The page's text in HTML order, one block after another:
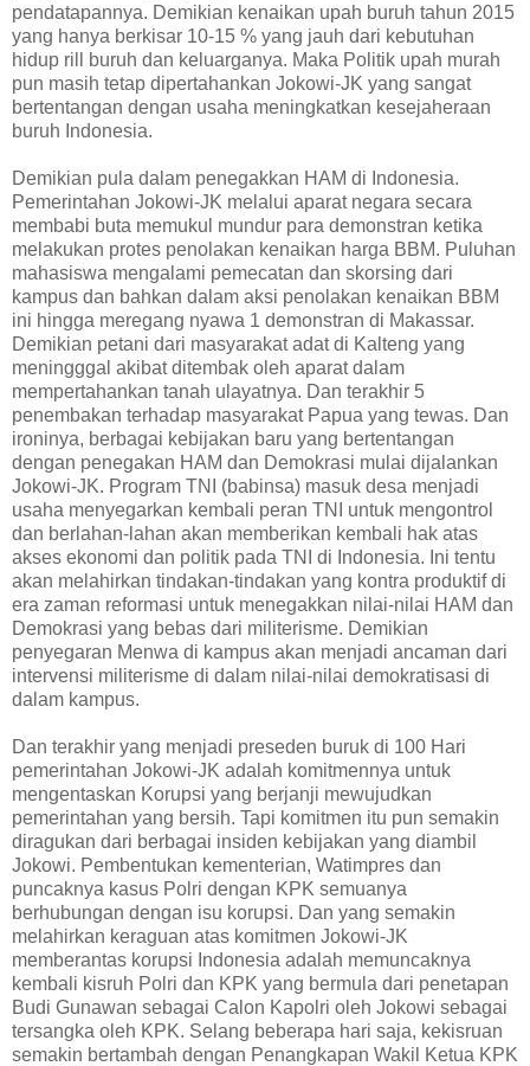
pendatapannya. Demikian kenaikan upah buruh tahun 2015
yang hanya berkisar 10-15 % yang jauh dari kebutuhan
hidup rill buruh dan keluarganya. Maka Politik upah murah
pun masih tetap dipertahankan Jokowi-JK yang sangat
bertentangan dengan usaha meningkatkan kesejaheraan
buruh Indonesia.
Demikian pula dalam penegakkan HAM di Indonesia.
Pemerintahan Jokowi-JK melalui aparat negara secara
membabi buta memukul mundur para demonstran ketika
melakukan protes penolakan kenaikan harga BBM. Puluhan
mahasiswa mengalami pemecatan dan skorsing dari
kampus dan bahkan dalam aksi penolakan kenaikan BBM
ini hingga meregang nyawa 1 demonstran di Makassar.
Demikian petani dari masyarakat adat di Kalteng yang
meningggal akibat ditembak oleh aparat dalam
mempertahankan tanah ulayatnya. Dan terakhir 5
penembakan terhadap masyarakat Papua yang tewas. Dan
ironinya, berbagai kebijakan baru yang bertentangan
dengan penegakan HAM dan Demokrasi mulai dijalankan
Jokowi-JK. Program TNI (babinsa) masuk desa menjadi
usaha menyegarkan kembali peran TNI untuk mengontrol
dan berlahan-lahan akan memberikan kembali hak atas
akses ekonomi dan politik pada TNI di Indonesia. Ini tentu
akan melahirkan tindakan-tindakan yang kontra produktif di
era zaman reformasi untuk menegakkan nilai-nilai HAM dan
Demokrasi yang bebas dari militerisme. Demikian
penyegaran Menwa di kampus akan menjadi ancaman dari
intervensi militerisme di dalam nilai-nilai demokratisasi di
dalam kampus.
Dan terakhir yang menjadi preseden buruk di 100 Hari
pemerintahan Jokowi-JK adalah komitmennya untuk
mengentaskan Korupsi yang berjanji mewujudkan
pemerintahan yang bersih. Tapi komitmen itu pun semakin
diragukan dari berbagai insiden kebijakan yang diambil
Jokowi. Pembentukan kementerian, Watimpres dan
puncaknya kasus Polri dengan KPK semuanya
berhubungan dengan isu korupsi. Dan yang semakin
melahirkan keraguan atas komitmen Jokowi-JK
memberantas korupsi Indonesia adalah memuncaknya
kembali kisruh Polri dan KPK yang bermula dari penetapan
Budi Gunawan sebagai Calon Kapolri oleh Jokowi sebagai
tersangka oleh KPK. Selang beberapa hari saja, kekisruan
semakin bertambah dengan Penangkapan Wakil Ketua KPK